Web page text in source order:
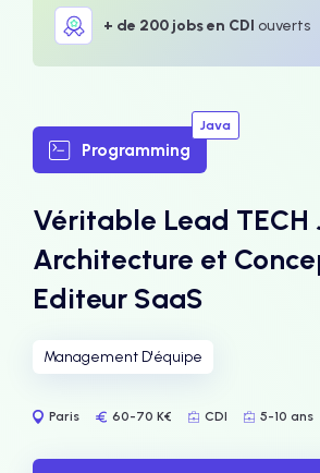
+ de 200 jobs en CDI ouverts
Programming
Java
Véritable Lead TECH
Architecture et
Editeur SaaS
Management D'équipe
Paris 60-70 K€ CDI 5-10 ans